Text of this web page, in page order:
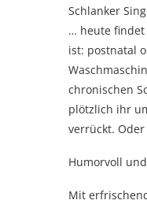
Schlanker
… heute findet
ist: postnatal
chronischen
plötzlich ihr
verrückt.
Humorvoll
Mit